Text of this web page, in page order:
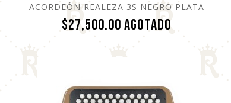
ACORDEÓN REALEZA 3S NEGRO PLATA
$27,500.00 Agotado